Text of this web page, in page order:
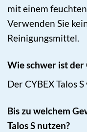
mit einem
Verwenden Sie
Reinigungsmittel.
Wie schwer ist der
Der CYBEX Talos
Bis zu welchem
Talos S nutzen?